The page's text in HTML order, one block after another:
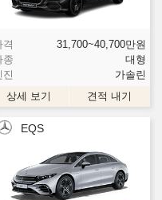
격 31,700~40,700만원
종
대형
진
가솔린
상세 보기
견적 내기
EQS